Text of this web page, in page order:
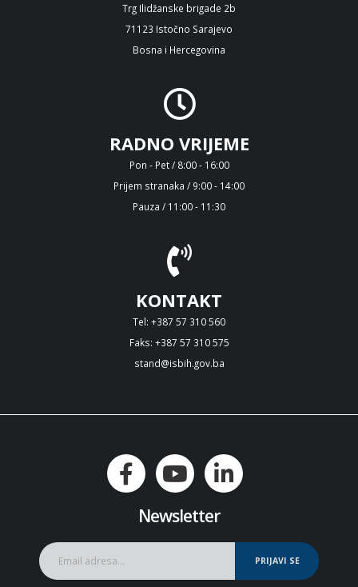
Trg Ilidžanske brigade 2b
71123 Istočno Sarajevo
Bosna i Hercegovina
RADNO VRIJEME
Pon - Pet / 8:00 - 16:00
Prijem stranaka / 9:00 - 14:00
Pauza / 11:00 - 11:30
KONTAKT
Tel: +387 57 310 560
Faks: +387 57 310 575
stand@isbih.gov.ba
Newsletter
PRIJAVI SE